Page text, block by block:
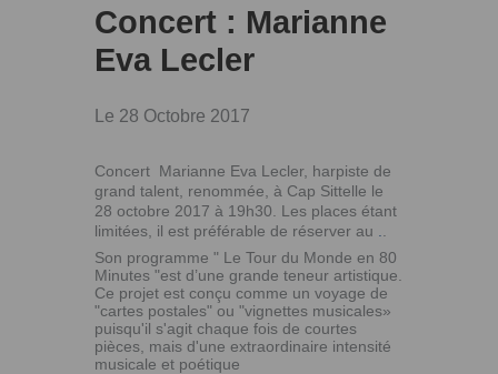
Concert : Marianne
Eva Lecler
Le 28 Octobre 2017
Concert Marianne Eva Lecler, harpiste de
grand talent, renommée, à Cap Sittelle le
28 octobre 2017 à 19h30. Les places étant
limitées, il est préférable de réserver au
Son programme " Le Tour du Monde en 80
Minutes "est d’une grande teneur artistique.
Ce projet est conçu comme un voyage de
"cartes postales" ou "vignettes musicales»
puisqu'il s'agit chaque fois de courtes
pièces, mais d'une extraordinaire intensité
musicale et poétique